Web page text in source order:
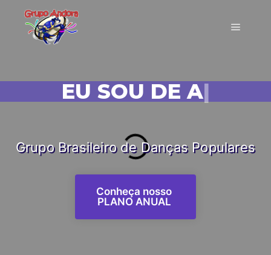
EU SOU DE ANDORA
Grupo Brasileiro de Danças Populares
Conheça nosso
PLANO ANUAL